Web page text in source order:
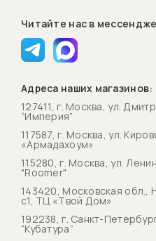
Читайте нас в
Адреса наших магазинов:
127411, г. Москва, ул.
“Империя”
117587, г. Москва, ул.
«Армадахоум»
115280, г. Москва, ул.
"Roomer"
143420, Московская обл.,
с1, ТЦ «Твой Дом»
192238, г. Санкт-
“Кубатура”